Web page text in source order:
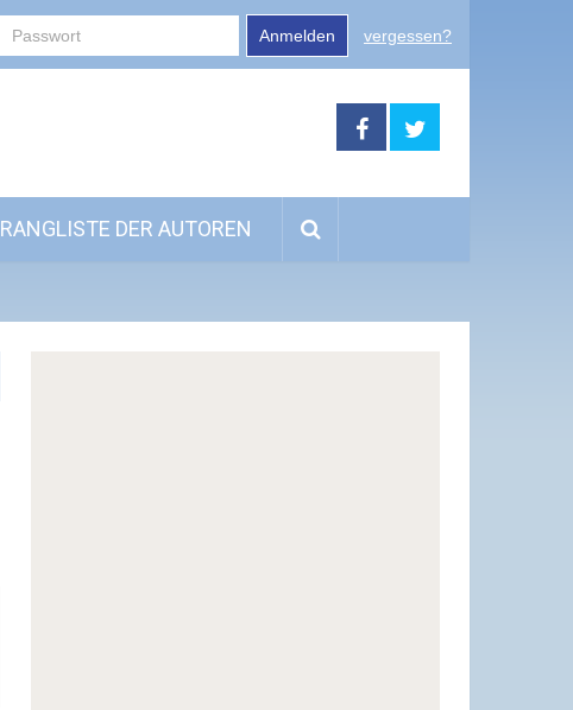
Anmelden vergessen?
RANGLISTE DER AUTOREN